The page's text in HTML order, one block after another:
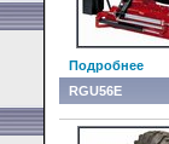
Подробнее
RGU56E